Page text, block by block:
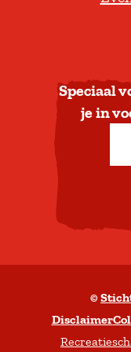
Speciaal
je in
©
Disclaimer